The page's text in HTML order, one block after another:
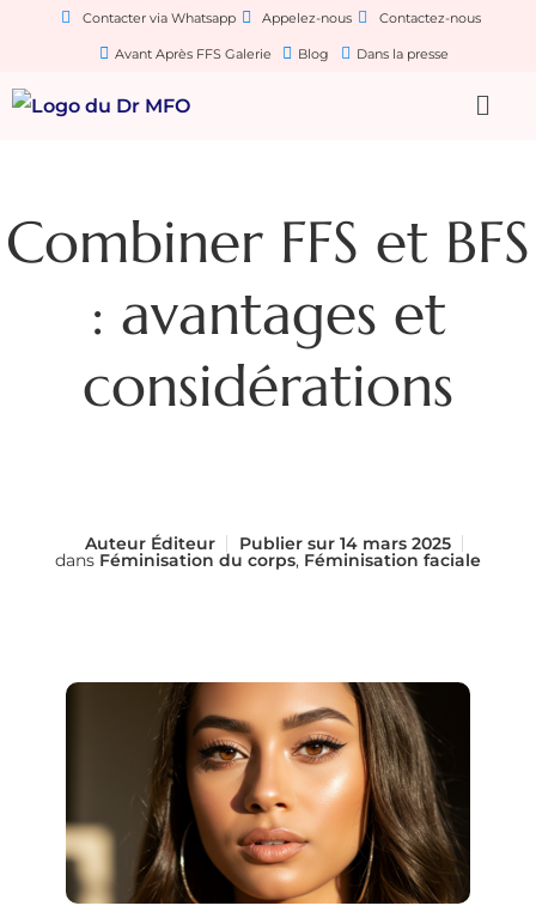
Contacter via Whatsapp Appelez-nous Contactez-nous
Avant Après FFS Galerie Blog Dans la presse
Combiner FFS et BFS
: avantages et
considérations
Auteur Éditeur Publier sur 14 mars 2025
dans Féminisation du corps, Féminisation faciale